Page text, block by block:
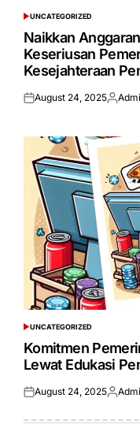
POSTED
IN
UNCATEGORIZED
Naikkan
Keseriusan
Kesejahteraan
Posted
August 24, 2025Posted
POSTED
IN
UNCATEGORIZED
Komitmen
Lewat Edukasi
Posted
August 24, 2025Posted